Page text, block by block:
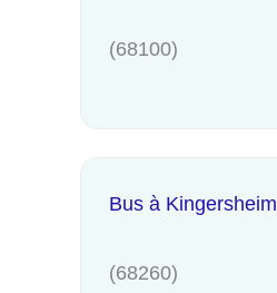
(68100)
Bus à Kingersheim
(68260)